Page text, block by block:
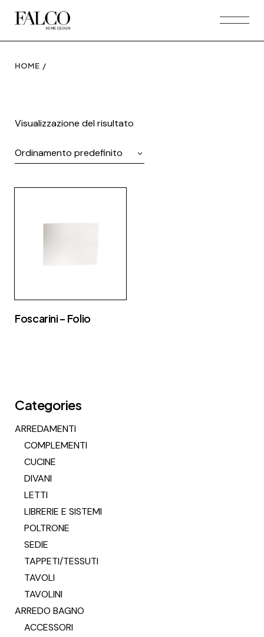
HOME
Visualizzazione del risultato
Ordinamento predefinito
Foscarini – Folio
Categories
ARREDAMENTI
COMPLEMENTI
CUCINE
DIVANI
LETTI
LIBRERIE E SISTEMI
POLTRONE
SEDIE
TAPPETI/TESSUTI
TAVOLI
TAVOLINI
ARREDO BAGNO
ACCESSORI